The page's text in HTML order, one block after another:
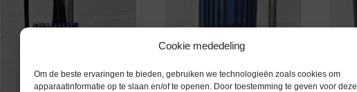
Cookie mededeling
Om de beste ervaringen te bieden, gebruiken we technologieën zoals cookies om
apparaatinformatie op te slaan en/of te openen. Door toestemming te geven voor deze